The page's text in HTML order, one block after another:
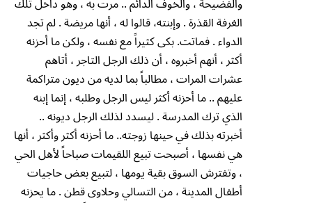
الغرفة القذرة . وإبنته، قالوا له ، أنها مريضة . لم تجد
الدواء . فماتت. بكى كثيراً مع نفسه ، ولكن ما أحزنه
أكثر ، أنهم أخبروه ، أن ذلك الرجل التاجر ، أتاهم
عشرات المرات ، مطالباً بما لديه من ديون متراكمة
عليهم .. ما أحزنه أكثر ليس الرجل وطلبه ، إنما إبنه
الذي ترك المدرسة . ليسدد لذلك الرجل ديونه ..
أخبرته بذلك في حينها زوجته.. ما أحزنه أكثر وأكثر ، أنها
هي نفسها ، أصبحت تبيع اللقيمات صباحاً لأهل الحي
، وتفترش السوق بقية يومها ، لتبيع بعض حاجيات
أطفال المدينة ، من التسالي وحلاوى قطن . ما يحزنه